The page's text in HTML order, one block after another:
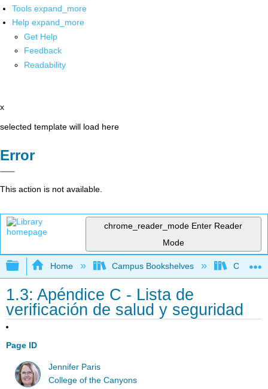
Tools expand_more
Help expand_more
Get Help
Feedback
Readability
x
selected template will load here
Error
This action is not available.
chrome_reader_mode Enter Reader
Mode
Expand/collapse global hierarchy
Home Campus Bookshelves Cerro
1.3: Apéndice C - Lista de
verificación de salud y seguridad
Page ID
Jennifer Paris
College of the Canyons